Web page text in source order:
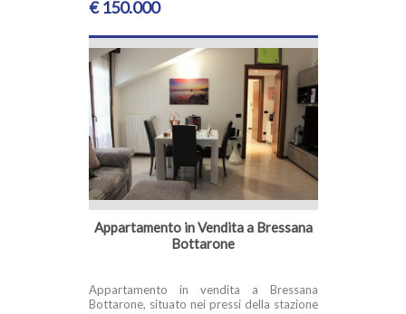
€ 150.000
Appartamento in Vendita a Bressana
Bottarone
Appartamento in vendita a Bressana
Bottarone, situato nei pressi della stazione